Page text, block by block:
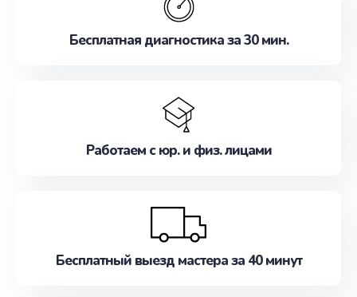
Бесплатная диагностика за 30 мин.
Работаем с юр. и физ. лицами
Бесплатный выезд мастера за 40 минут